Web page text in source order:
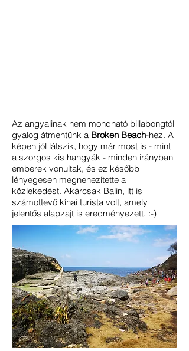
Az angyalinak nem mondható billabongtól
gyalog átmentünk a Broken Beach-hez. A
képen jól látszik, hogy már most is - mint
a szorgos kis hangyák - minden irányban
emberek vonultak, és ez később
lényegesen megnehezítette a
közlekedést. Akárcsak Balin, itt is
számottevő kínai turista volt, amely
jelentős alapzajt is eredményezett. :-)